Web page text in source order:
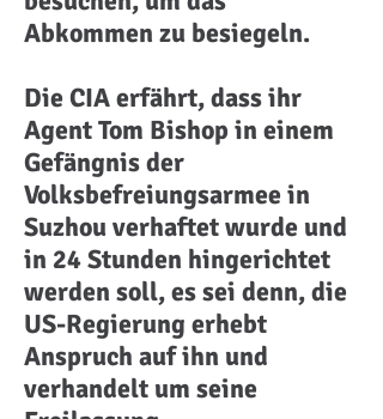
Abkommen zu besiegeln.
Die CIA erfährt, dass ihr
Agent Tom Bishop in einem
Gefängnis der
Volksbefreiungsarmee in
Suzhou verhaftet wurde und
in 24 Stunden hingerichtet
werden soll, es sei denn, die
US-Regierung erhebt
Anspruch auf ihn und
verhandelt um seine